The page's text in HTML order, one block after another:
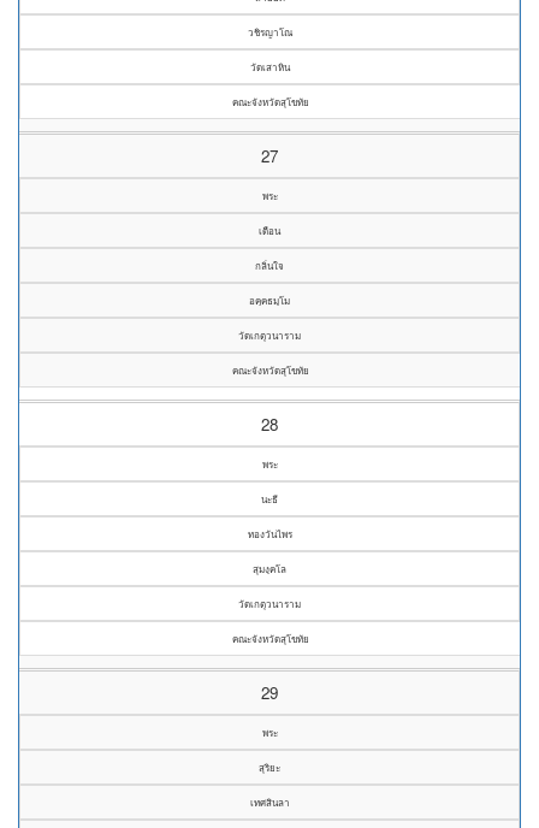
วชิรญาโณ
วัดเสาหิน
คณะจังหวัดสุโขทัย
27
พระ
เดือน
กลิ่นใจ
อคฺคธมฺโม
วัดเกตุวนาราม
คณะจังหวัดสุโขทัย
28
พระ
นะธี
ทองวันไพร
สุมงฺคโล
วัดเกตุวนาราม
คณะจังหวัดสุโขทัย
29
พระ
สุริยะ
เทศสินลา